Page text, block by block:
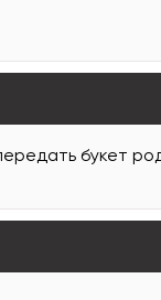
букет